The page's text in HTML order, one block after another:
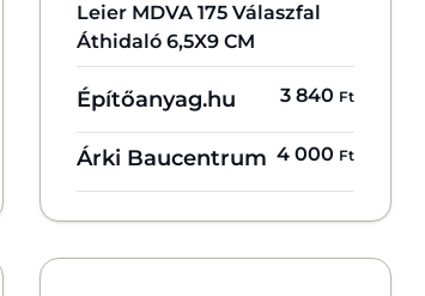
Leier MDVA 175 Válaszfal
Áthidaló 6,5X9 CM
Építőanyag.hu 3 840 Ft
Árki Baucentrum 4 000 Ft